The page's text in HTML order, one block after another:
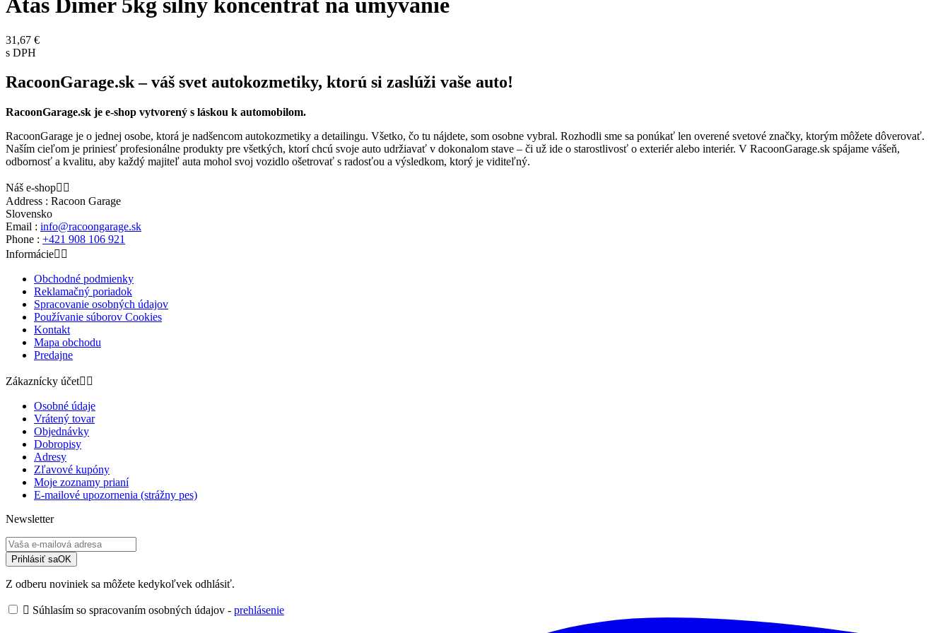
31,67 €
s DPH
RacoonGarage.sk – váš svet autokozmetiky, ktorú si zaslúži vaše auto!
RacoonGarage.sk je e-shop vytvorený s láskou k automobilom.
RacoonGarage je o jednej osobe, ktorá je nadšencom autokozmetiky a detailingu. Všetko, čo tu nájdete, som osobne vybral. Rozhodli sme sa ponúkať len overené svetové značky, ktorým môžete dôverovať.
Naším cieľom je priniesť profesionálne produkty pre všetkých, ktorí chcú svoje auto udržiavať v dokonalom stave – či už ide o starostlivosť o exteriér alebo interiér. V RacoonGarage.sk spájame vášeň,
odbornosť a kvalitu, aby každý majiteľ auta mohol svoj vozidlo ošetrovať s radosťou a výsledkom, ktorý je viditeľný.
Náš e-shop 
Address : Racoon Garage
Slovensko
Email : info@racoongarage.sk
Phone : +421 908 106 921
Informácie 
Obchodné podmienky
Reklamačný poriadok
Spracovanie osobných údajov
Používanie súborov Cookies
Kontakt
Mapa obchodu
Predajne
Zákaznícky účet 
Osobné údaje
Vrátený tovar
Objednávky
Dobropisy
Adresy
Zľavové kupóny
Moje zoznamy prianí
E-mailové upozornenia (strážny pes)
Newsletter
Prihlásiť saOK
Z odberu noviniek sa môžete kedykoľvek odhlásiť.
 Súhlasím so spracovaním osobných údajov - prehlásenie